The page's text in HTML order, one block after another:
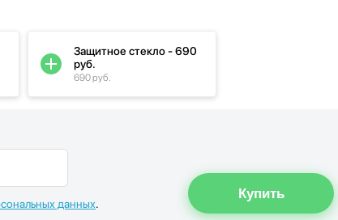
данных.
Защитное стекло - 690
руб.
690 руб.